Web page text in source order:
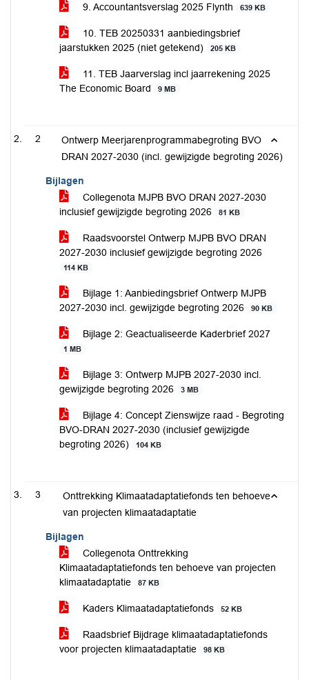
9. Accountantsverslag 2025 Flynth 639 KB
10. TEB 20250331 aanbiedingsbrief
jaarstukken 2025 (niet getekend)
205 KB
11. TEB Jaarverslag incl jaarrekening 2025
The Economic Board
9 MB
2
Ontwerp Meerjarenprogrammabegroting BVO
DRAN 2027-2030 (incl. gewijzigde begroting 2026)
Bijlagen
Collegenota MJPB BVO DRAN 2027-2030
inclusief gewijzigde begroting 2026
81 KB
Raadsvoorstel Ontwerp MJPB BVO DRAN
2027-2030 inclusief gewijzigde begroting 2026
114 KB
Bijlage 1: Aanbiedingsbrief Ontwerp MJPB
2027-2030 incl. gewijzigde begroting 2026
90 KB
Bijlage 2: Geactualiseerde Kaderbrief 2027
1 MB
Bijlage 3: Ontwerp MJPB 2027-2030 incl.
gewijzigde begroting 2026
3 MB
Bijlage 4: Concept Zienswijze raad - Begroting
BVO-DRAN 2027-2030 (inclusief gewijzigde
begroting 2026)
104 KB
3
Onttrekking Klimaatadaptatiefonds ten behoeve
van projecten klimaatadaptatie
Bijlagen
Collegenota Onttrekking
Klimaatadaptatiefonds ten behoeve van projecten
klimaatadaptatie
87 KB
Kaders Klimaatadaptatiefonds 52 KB
Raadsbrief Bijdrage klimaatadaptatiefonds
voor projecten klimaatadaptatie
98 KB